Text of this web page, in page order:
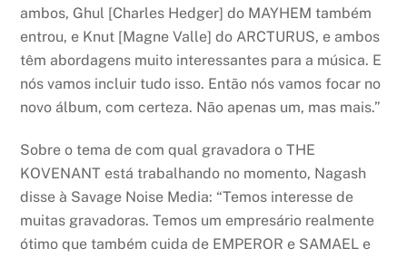
ambos, Ghul [Charles Hedger] do MAYHEM também
entrou, e Knut [Magne Valle] do ARCTURUS, e ambos
têm abordagens muito interessantes para a música. E
nós vamos incluir tudo isso. Então nós vamos focar no
novo álbum, com certeza. Não apenas um, mas mais.”
Sobre o tema de com qual gravadora o THE
KOVENANT está trabalhando no momento, Nagash
disse à Savage Noise Media: “Temos interesse de
muitas gravadoras. Temos um empresário realmente
ótimo que também cuida de EMPEROR e SAMAEL e